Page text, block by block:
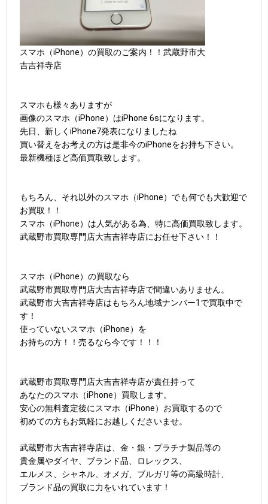
スマホ（iPhone）の買取のご案内！！武蔵野市大
吉吉祥寺店
スマホも様々ありますが
画像のスマホ（iPhone）はiPhone 6sになります。
先日、新しくiPhone7発表になりましたね
買い替えをお考えの方は是非今のiPhoneをお持ち下さい。
最新機種ほど高価買取致します。
もちろん、それ以外のスマホ（iPhone）でも何でも大歓迎で
お買取！！
スマホ（iPhone）は人気がある為、特に高価買取致します。
武蔵野市買取専門店大吉吉祥寺店にお任せ下さい！！
スマホ（iPhone）の買取なら
武蔵野市買取専門店大吉吉祥寺店で間違いありません。
武蔵野市大吉吉祥寺店はもちろん地域ナンバー1で買取中で
す！
使っていないスマホ（iPhone）を
お持ちの方！！売るなら今です！！！
武蔵野市買取専門店大吉吉祥寺店が責任持って
あなたのスマホ（iPhone）買取します。
安心の無料査定後にスマホ（iPhone）お買取するので
初めての方もお気軽にお越しくださいませ。
武蔵野市大吉吉祥寺店は、金・銀・プラチナ製品等の
貴金属やダイヤ、ブランド品、ロレックス、
エルメス、シャネル、オメガ、ブルガリ等の高級時計、
ブランド品の買取に力をいれています！